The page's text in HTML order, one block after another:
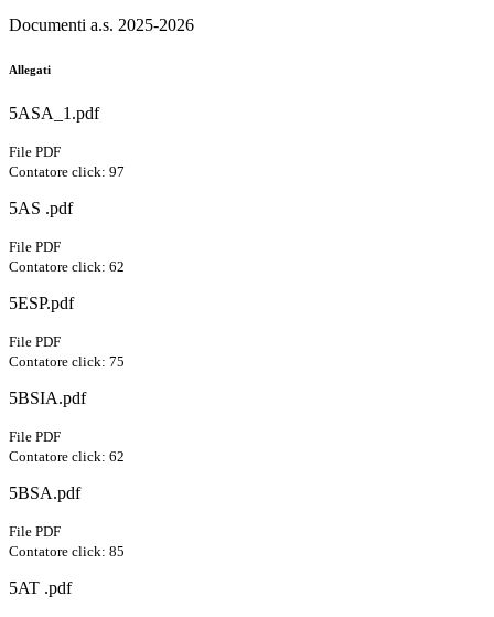
Documenti a.s. 2025-2026
Allegati
5ASA_1.pdf
File PDF
Contatore click: 97
5AS .pdf
File PDF
Contatore click: 62
5ESP.pdf
File PDF
Contatore click: 75
5BSIA.pdf
File PDF
Contatore click: 62
5BSA.pdf
File PDF
Contatore click: 85
5AT .pdf